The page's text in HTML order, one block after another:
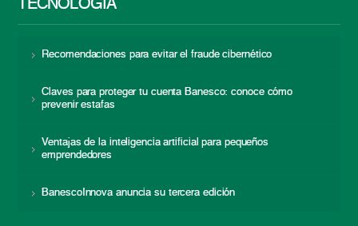
TECNOLOGÍA
Recomendaciones para evitar el fraude cibernético
Claves para proteger tu cuenta Banesco: conoce cómo
prevenir estafas
Ventajas de la inteligencia artificial para pequeños
emprendedores
BanescoInnova anuncia su tercera edición